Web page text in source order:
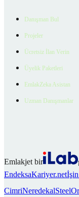
Danışman Bul
Projeler
Ücretsiz İlan Verin
Üyelik Paketleri
EmlakZeka Asistan
Uzman Danışmanlar
Emlakjet bir
EndeksaKariyer.net
CimriNeredekal